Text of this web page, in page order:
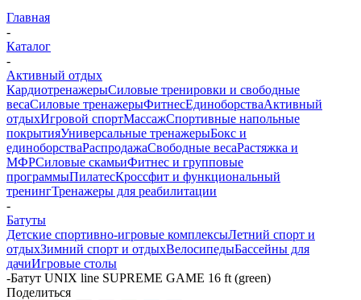
Главная
-
Каталог
-
Активный отдых
КардиотренажерыСиловые тренировки и свободные
весаСиловые тренажерыФитнесЕдиноборстваАктивный
отдыхИгровой спортМассажСпортивные напольные
покрытияУниверсальные тренажерыБокс и
единоборстваРаспродажаСвободные весаРастяжка и
МФРСиловые скамьиФитнес и групповые
программыПилатесКроссфит и функциональный
тренингТренажеры для реабилитации
-
Батуты
Детские спортивно-игровые комплексыЛетний спорт и
отдыхЗимний спорт и отдыхВелосипедыБассейны для
дачиИгровые столы
-Батут UNIX line SUPREME GAME 16 ft (green)
Поделиться